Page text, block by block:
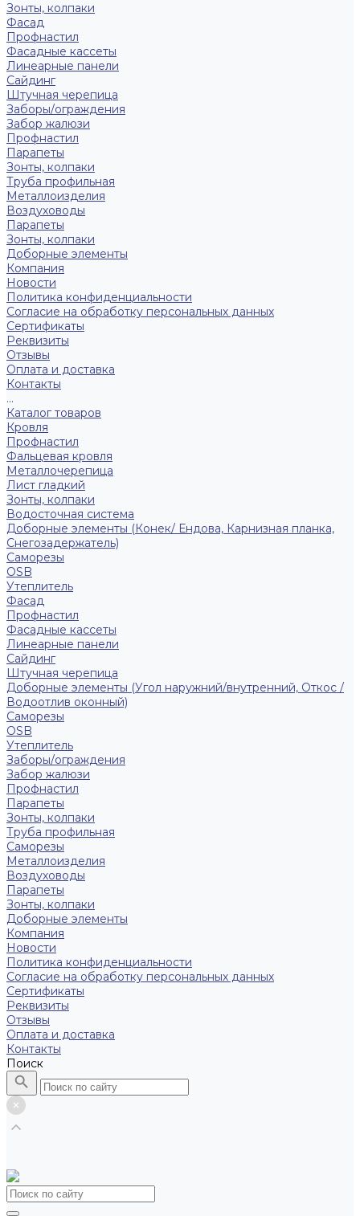
Зонты, колпаки
Фасад
Профнастил
Фасадные кассеты
Линеарные панели
Сайдинг
Штучная черепица
Заборы/ограждения
Забор жалюзи
Профнастил
Парапеты
Зонты, колпаки
Труба профильная
Металлоизделия
Воздуховоды
Парапеты
Зонты, колпаки
Доборные элементы
Компания
Новости
Политика конфиденциальности
Согласие на обработку персональных данных
Сертификаты
Реквизиты
Отзывы
Оплата и доставка
Контакты
...
Каталог товаров
Кровля
Профнастил
Фальцевая кровля
Металлочерепица
Лист гладкий
Зонты, колпаки
Водосточная система
Доборные элементы (Конек/ Ендова, Карнизная планка,
Снегозадержатель)
Саморезы
ОSB
Утеплитель
Фасад
Профнастил
Фасадные кассеты
Линеарные панели
Сайдинг
Штучная черепица
Доборные элементы (Угол наружний/внутренний, Откос /
Водоотлив оконный)
Саморезы
OSB
Утеплитель
Заборы/ограждения
Забор жалюзи
Профнастил
Парапеты
Зонты, колпаки
Труба профильная
Саморезы
Металлоизделия
Воздуховоды
Парапеты
Зонты, колпаки
Доборные элементы
Компания
Новости
Политика конфиденциальности
Согласие на обработку персональных данных
Сертификаты
Реквизиты
Отзывы
Оплата и доставка
Контакты
Поиск